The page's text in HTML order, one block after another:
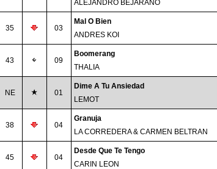
ALEJANDRO BEJARANO
35 03
Mal O Bien
ANDRES KOI
43 09
Boomerang
THALIA
NE 01
Dime A Tu Ansiedad
LEMOT
38 04
Granuja
LA CORREDERA & CARMEN BELTRAN
45 04
Desde Que Te Tengo
CARIN LEON